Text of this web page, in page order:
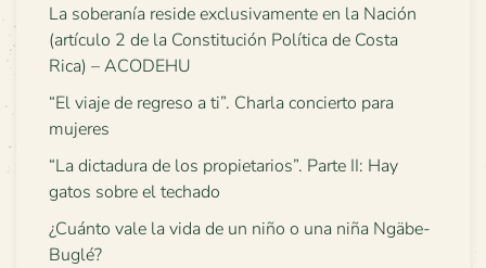
La soberanía reside exclusivamente en la Nación
(artículo 2 de la Constitución Política de Costa
Rica) – ACODEHU
“El viaje de regreso a ti”. Charla concierto para
mujeres
“La dictadura de los propietarios”. Parte II: Hay
gatos sobre el techado
¿Cuánto vale la vida de un niño o una niña Ngäbe-
Buglé?